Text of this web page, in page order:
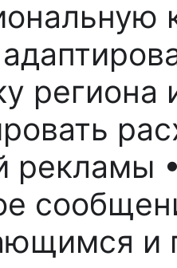
региона
рекламы
и